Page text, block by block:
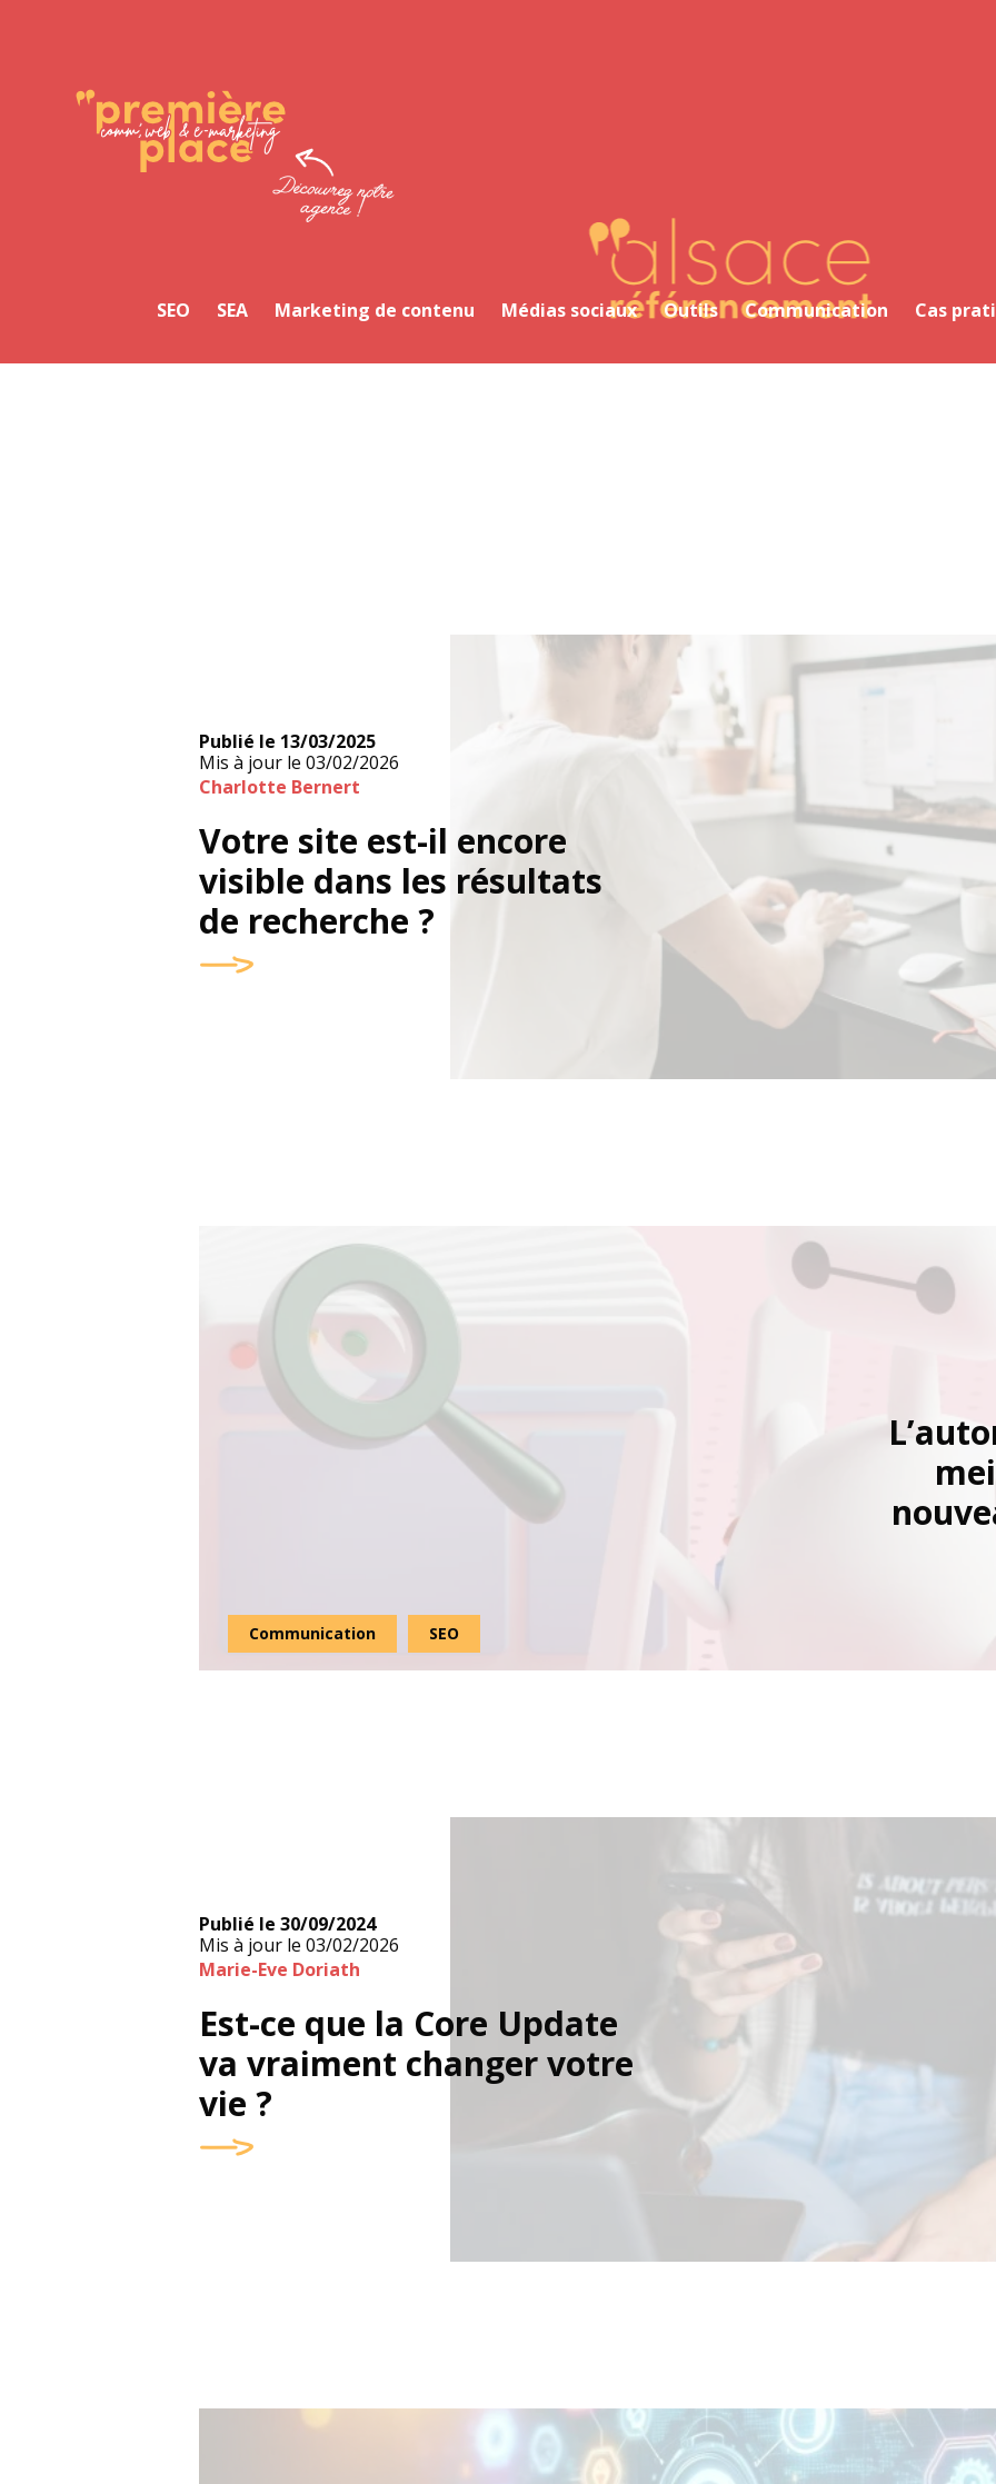
Alsace Référencement Le blog de Première Place
SEO SEA Marketing de contenu Médias sociaux Outils Communication Cas
Publié le 13/03/2025
Mis à jour le 03/02/2026
Charlotte Bernert
Votre site est-il encore
visible dans les résultats
de recherche ?
Communication SEO
Publié le 30/09/2024
Mis à jour le 03/02/2026
Marie-Eve Doriath
Est-ce que la Core Update
va vraiment changer votre
vie ?